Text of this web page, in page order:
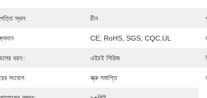
স্থল চীন
CE, RoHS, SGS, CQC,UL
ধরন:: এইচই সিরিজ
সংযোগ: স্ক্রু সমাপ্তি